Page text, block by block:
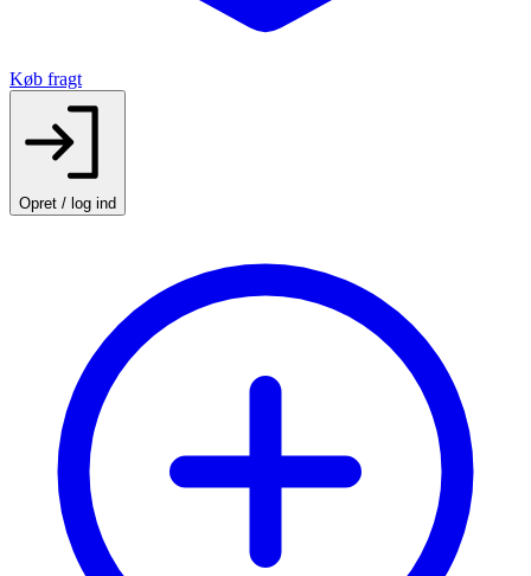
Køb fragt
Opret / log ind